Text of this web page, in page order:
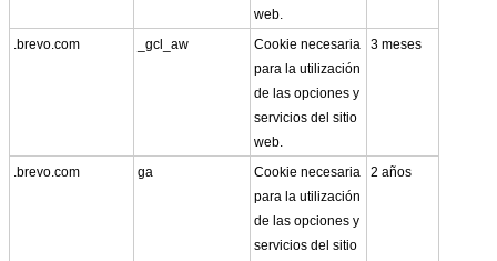
web.
.brevo.com _gcl_aw
Cookie necesaria
para la utilización
de las opciones y
servicios del sitio
web.
3 meses
.brevo.com ga
Cookie necesaria
para la utilización
de las opciones y
servicios del sitio
2 años